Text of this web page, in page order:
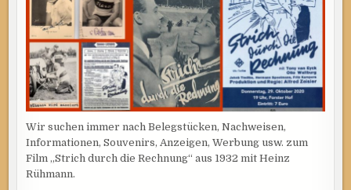
Wir suchen immer nach Belegstücken, Nachweisen,
Informationen, Souvenirs, Anzeigen, Werbung usw. zum
Film „Strich durch die Rechnung“ aus 1932 mit Heinz
Rühmann.